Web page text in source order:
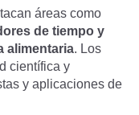
áreas como
de tiempo y
alimentaria. Los
científica y
y aplicaciones de